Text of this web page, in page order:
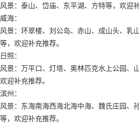
风景：泰山、岱庙、东平湖、方特等，欢迎补
威海：
风景：环翠楼、刘公岛、赤山、成山头、乳
等，欢迎补充推荐。
日照：
风景：万平口、灯塔、奥林匹克水上公园、
欢迎补充推荐。
滨州：
风景：东海南海西海北海中海、魏氏庄园、
等，欢迎补充推荐。